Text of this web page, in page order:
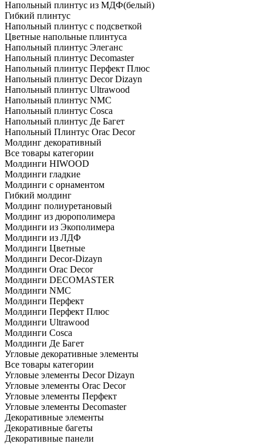
Напольный плинтус из МДФ(белый)
Гибкий плинтус
Напольный плинтус с подсветкой
Цветные напольные плинтуса
Напольный плинтус Элеганс
Напольный плинтус Decomaster
Напольный плинтус Перфект Плюс
Напольный плинтус Decor Dizayn
Напольный плинтус Ultrawood
Напольный плинтус NMC
Напольный плинтус Cosca
Напольный плинтус Де Багет
Напольный Плинтус Orac Decor
Молдинг декоративный
Все товары категории
Молдинги HIWOOD
Молдинги гладкие
Молдинги с орнаментом
Гибкий молдинг
Молдинг полиуретановый
Молдинг из дюрополимера
Молдинги из Экополимера
Молдинги из ЛДФ
Молдинги Цветные
Молдинги Decor-Dizayn
Молдинги Orac Decor
Молдинги DECOMASTER
Молдинги NMC
Молдинги Перфект
Молдинги Перфект Плюс
Молдинги Ultrawood
Молдинги Cosca
Молдинги Де Багет
Угловые декоративные элементы
Все товары категории
Угловые элементы Decor Dizayn
Угловые элементы Orac Decor
Угловые элементы Перфект
Угловые элементы Decomaster
Декоративные элементы
Декоративные багеты
Декоративные панели